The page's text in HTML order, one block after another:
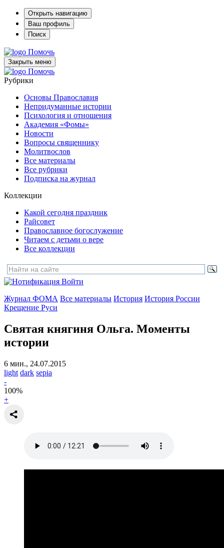
Открыть навигацию
Ваш профиль
Поиск
Помочь
Закрыть меню
Помочь
Рубрики
Основы Православия
Непридуманные истории
Психология и отношения
Академия «Фомы»
Новости
Вопросы священнику
Молитвослов
Все материалы
Все рубрики
Подписка на журнал
Коллекции
Какой сегодня праздник
Райсовет
Православное богослужение
Читаем с детьми о вере
Все коллекции
Войти
Журнал ФОМА Все материалы История История России
Крещение Руси
Святая княгиня Ольга. Моменты
истории
6 мин., 24.07.2015
light dark sepia
-
100%
+